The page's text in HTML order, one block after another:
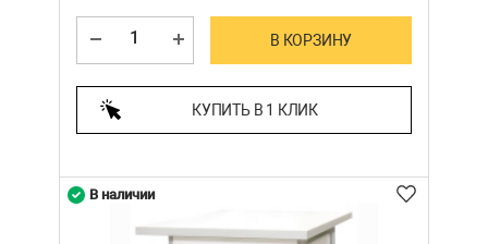
В КОРЗИНУ
КУПИТЬ В 1 КЛИК
В наличии